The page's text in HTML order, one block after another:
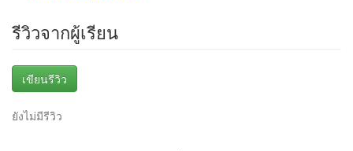
รีวิวจากผู้เรียน
เขียนรีวิว
ยังไม่มีรีวิว